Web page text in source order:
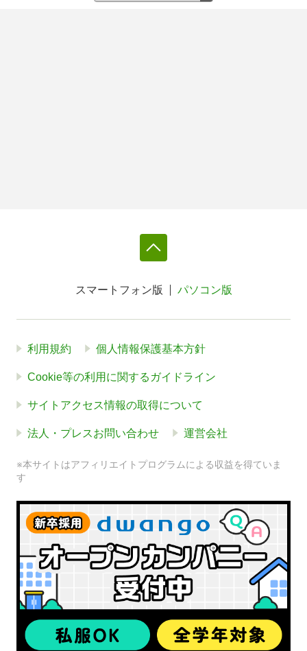
スマートフォン版 パソコン版
利用規約 個人情報保護基本方針
Cookie等の利用に関するガイドライン
サイトアクセス情報の取得について
法人・プレスお問い合わせ 運営会社
※本サイトはアフィリエイトプログラムによる収益を得ていま
す